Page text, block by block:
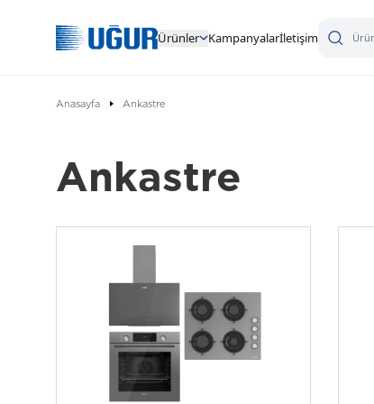
Ürünler Kampanyalarİletişim
Anasayfa Ankastre
Ankastre